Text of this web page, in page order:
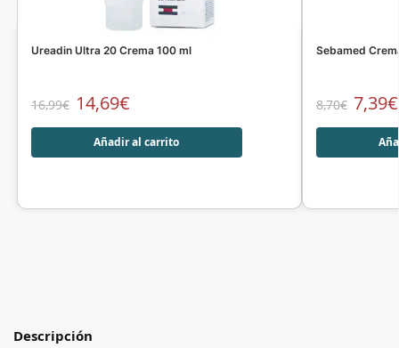
Ureadin Ultra 20 Crema 100 ml
16,99€ 14,69€
Añadir al carrito
Sebamed
8,70€ 7,39€
Descripción